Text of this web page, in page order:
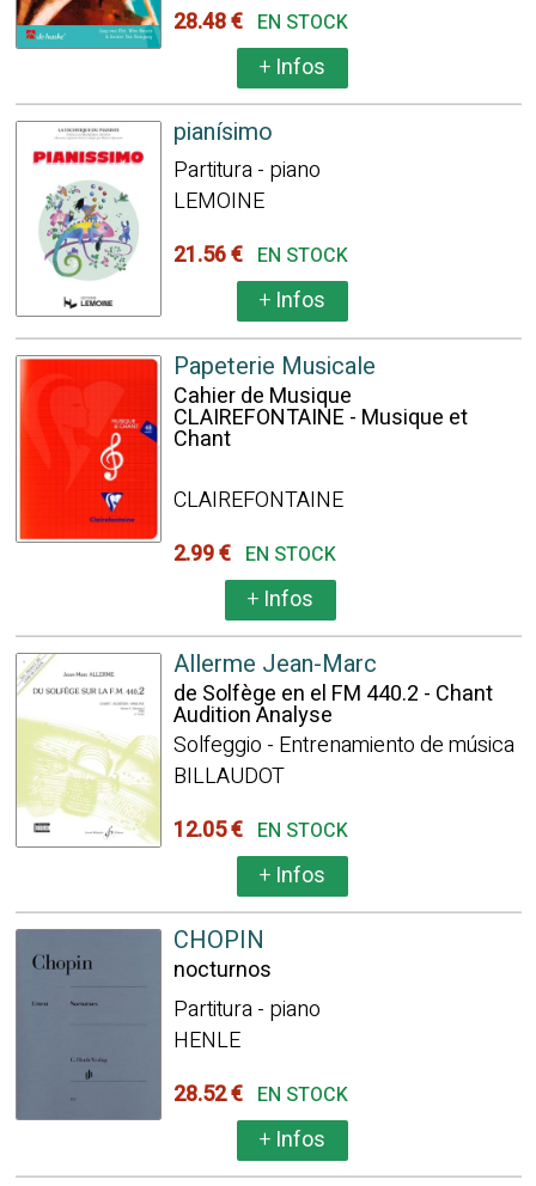
28.48 € EN STOCK
+Infos
pianísimo
Partitura - piano
LEMOINE
21.56 € EN STOCK
+Infos
Papeterie Musicale
Cahier de Musique
CLAIREFONTAINE - Musique et
Chant
CLAIREFONTAINE
2.99 € EN STOCK
+Infos
Allerme Jean-Marc
de Solfège en el FM 440.2 - Chant
Audition Analyse
Solfeggio - Entrenamiento de música
BILLAUDOT
12.05 € EN STOCK
+Infos
CHOPIN
nocturnos
Partitura - piano
HENLE
28.52 € EN STOCK
+Infos